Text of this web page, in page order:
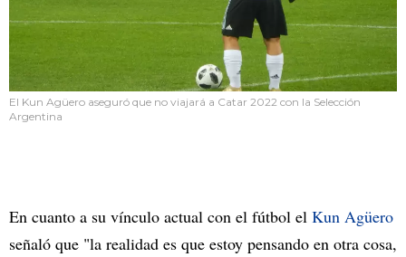
El Kun Agüero aseguró que no viajará a Catar 2022 con la Selección
Argentina
En cuanto a su vínculo actual con el fútbol el Kun Agüero
señaló que "la realidad es que estoy pensando en otra cosa,